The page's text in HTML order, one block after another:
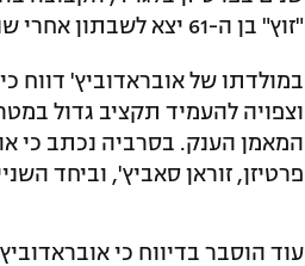
"זוץ" בן ה-61 יצא לשבתון אחרי שנפרד מפנרבחצ'ה הטורקית בתום שבע עונות.
במולדתו של אובראדוביץ' דווח
וצפויה להעמיד תקציב גדול
המאמן הענק. בסרביה נכתב כי
פרטיזן, זוראן סאביץ', וביחד
עוד הוסבר בדיווח כי